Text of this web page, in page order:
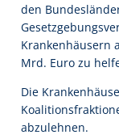
den
Krankenhäusern
Mrd. Euro zu
Die
abzulehnen.